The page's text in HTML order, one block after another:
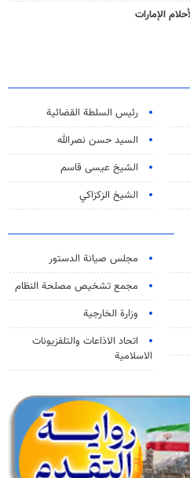
الإمارات
رئیس السلطة القضائیة
السيد حسن نصرالله
الشيخ عيسى قاسم
الشيخ الزكزاكي
مجلس صيانة الدستور
مجمع تشخيص مصلحة النظام
وزارة الخارجية
اتحاد الاذاعات والتلفزيونات
الاسلامية